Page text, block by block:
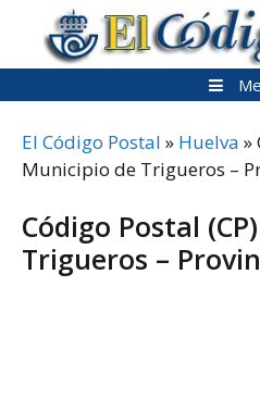
contenido
El Código Postal » Huelva »
Municipio de Trigueros –
Código Postal
Trigueros –